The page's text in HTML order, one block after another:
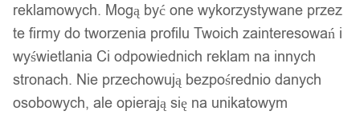
reklamowych. Mogą być one wykorzystywane przez
te firmy do tworzenia profilu Twoich zainteresowań i
wyświetlania Ci odpowiednich reklam na innych
stronach. Nie przechowują bezpośrednio danych
osobowych, ale opierają się na unikatowym